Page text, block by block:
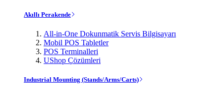
Akıllı Perakende
All-in-One Dokunmatik Servis Bilgisayarı
Mobil POS Tabletler
POS Terminalleri
UShop Çözümleri
Industrial Mounting (Stands/Arms/Carts)